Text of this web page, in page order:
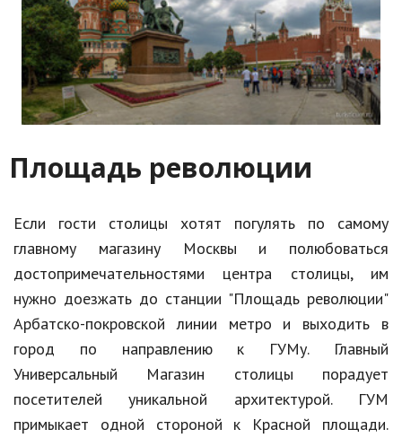
Площадь революции
Если гости столицы хотят погулять по самому
главному магазину Москвы и полюбоваться
достопримечательностями центра столицы, им
нужно доезжать до станции "Площадь революции"
Арбатско-покровской линии метро и выходить в
город по направлению к ГУМу. Главный
Универсальный Магазин столицы порадует
посетителей уникальной архитектурой. ГУМ
примыкает одной стороной к Красной площади.